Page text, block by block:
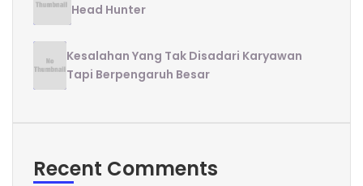
Head Hunter
Kesalahan Yang Tak Disadari Karyawan
Tapi Berpengaruh Besar
Recent Comments